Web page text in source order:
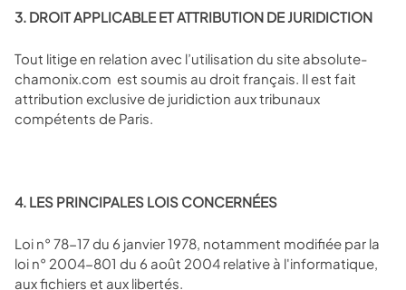
3. DROIT APPLICABLE ET ATTRIBUTION DE JURIDICTION
Tout litige en relation avec l’utilisation du site absolute-
chamonix.com est soumis au droit français. Il est fait
attribution exclusive de juridiction aux tribunaux
compétents de Paris.
4. LES PRINCIPALES LOIS CONCERNÉES
Loi n° 78-17 du 6 janvier 1978, notamment modifiée par la
loi n° 2004-801 du 6 août 2004 relative à l'informatique,
aux fichiers et aux libertés.